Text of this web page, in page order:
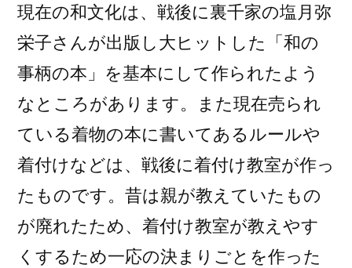
現在の和文化は、戦後に裏千家の塩月弥
栄子さんが出版し大ヒットした「和の
事柄の本」を基本にして作られたよう
なところがあります。また現在売られ
ている着物の本に書いてあるルールや
着付けなどは、戦後に着付け教室が作っ
たものです。昔は親が教えていたもの
が廃れたため、着付け教室が教えやす
くするため一応の決まりごとを作った